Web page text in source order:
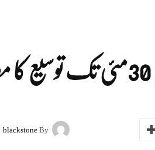
By
blackstone